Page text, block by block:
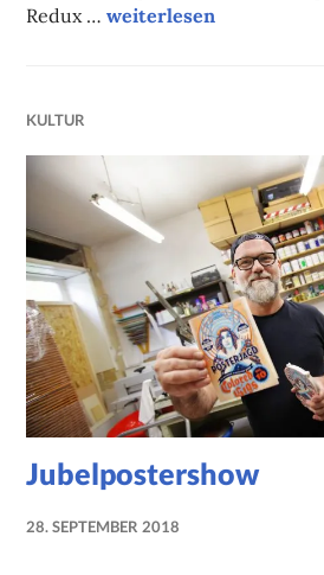
Redux …Erstmals online: die
weiterlesen
KULTUR
Jubelpostershow
28. SEPTEMBER 2018